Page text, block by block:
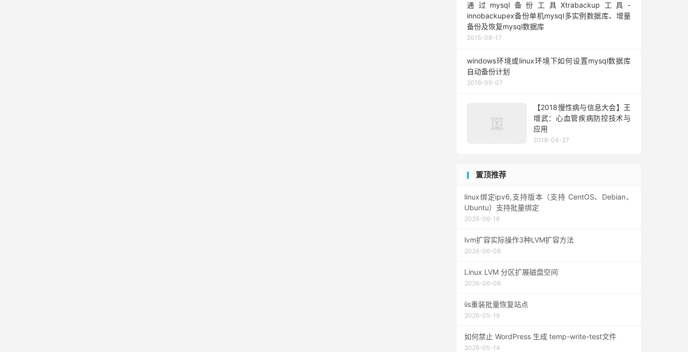
通过mysql备份工具Xtrabackup工具-
innobackupex备份单机mysql多实例数据库、增量
备份及恢复mysql数据库
2015-08-17
windows环境或linux环境下如何设置mysql数据库
自动备份计划
2016-05-07
【2018慢性病与信息大会】王
增武：心血管疾病防控技术与
应用
2018-04-27
置顶推荐
linux绑定ipv6,支持版本（支持 CentOS、Debian、
Ubuntu）支持批量绑定
2026-06-16
lvm扩容实际操作3种LVM扩容方法
2026-06-08
Linux LVM 分区扩展磁盘空间
2026-06-08
iis重装批量恢复站点
2026-05-19
如何禁止 WordPress 生成 temp-write-test文件
2026-05-14